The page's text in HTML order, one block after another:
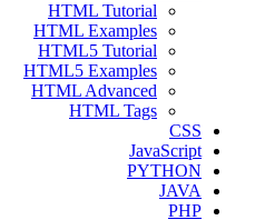
HTML
HTML
HTML5
HTML5
HTML
HTML